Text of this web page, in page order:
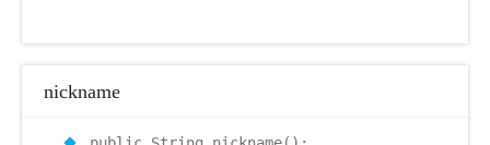
nickname